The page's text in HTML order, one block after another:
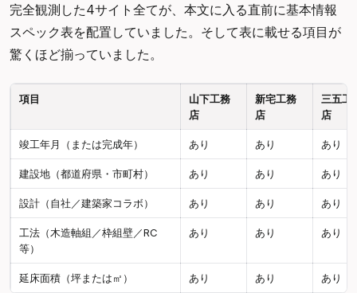
完全観測した4サイト全てが、本文に入る直前に基本情報
スペック表を配置していました。そして表に載せる項目が
驚くほど揃っていました。
項目
山下工務
店
新宅工務
店
三五工
店
竣工年月（または完成年） あり あり あり
建設地（都道府県・市町村） あり あり あり
設計（自社／建築家コラボ） あり あり あり
工法（木造軸組／枠組壁／RC
等）
あり あり あり
延床面積（坪または㎡） あり あり あり